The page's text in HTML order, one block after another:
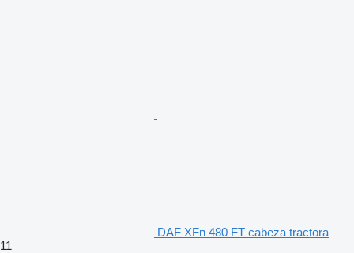
DAF XFn 480 FT cabeza tractora
11